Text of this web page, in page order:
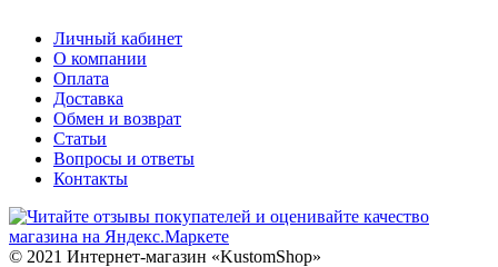
Личный кабинет
О компании
Оплата
Доставка
Обмен и возврат
Статьи
Вопросы и ответы
Контакты
© 2021 Интернет-магазин «KustomShop»